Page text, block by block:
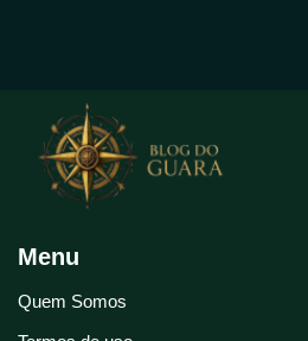
Menu
Quem Somos